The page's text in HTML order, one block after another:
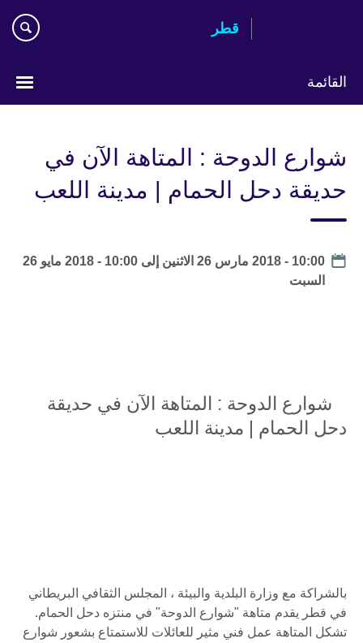
قطر
القائمة
شوارع الدوحة : المتاهة الآن في
حديقة دحل الحمام | مدينة اللعب
Date
10:00 - 2018 مارس 26 الاثنين إلى
10:00 - 2018 مايو 26
السبت
شوارع الدوحة : المتاهة الآن في حديقة
دحل الحمام | مدينة اللعب
بالشراكة مع وزارة البلدية والبيئة ، المجلس الثقافي البريطاني
في قطر يقدم متاهة "شوارع الدوحة" في منتزه دحل الحمام.
تشكل المتاهة عمل فني مثير للعائلات للاستمتاع بشعور شوارع